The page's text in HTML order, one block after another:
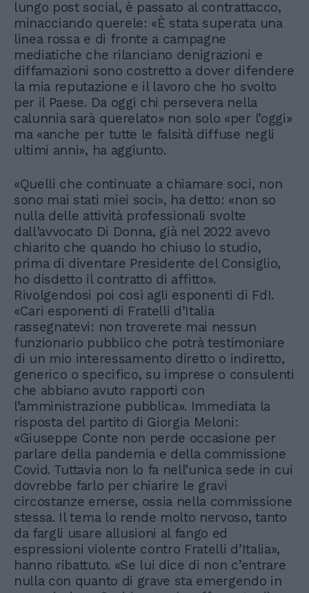
lungo post social, è passato al contrattacco,
minacciando querele: «È stata superata una
linea rossa e di fronte a campagne
mediatiche che rilanciano denigrazioni e
diffamazioni sono costretto a dover difendere
la mia reputazione e il lavoro che ho svolto
per il Paese. Da oggi chi persevera nella
calunnia sarà querelato» non solo «per l’oggi»
ma «anche per tutte le falsità diffuse negli
ultimi anni», ha aggiunto.
«Quelli che continuate a chiamare soci, non
sono mai stati miei soci», ha detto: «non so
nulla delle attività professionali svolte
dall'avvocato Di Donna, già nel 2022 avevo
chiarito che quando ho chiuso lo studio,
prima di diventare Presidente del Consiglio,
ho disdetto il contratto di affitto».
Rivolgendosi poi così agli esponenti di FdI.
«Cari esponenti di Fratelli d’Italia
rassegnatevi: non troverete mai nessun
funzionario pubblico che potrà testimoniare
di un mio interessamento diretto o indiretto,
generico o specifico, su imprese o consulenti
che abbiano avuto rapporti con
l’amministrazione pubblica». Immediata la
risposta del partito di Giorgia Meloni:
«Giuseppe Conte non perde occasione per
parlare della pandemia e della commissione
Covid. Tuttavia non lo fa nell’unica sede in cui
dovrebbe farlo per chiarire le gravi
circostanze emerse, ossia nella commissione
stessa. Il tema lo rende molto nervoso, tanto
da fargli usare allusioni al fango ed
espressioni violente contro Fratelli d’Italia»,
hanno ribattuto. «Se lui dice di non c’entrare
nulla con quanto di grave sta emergendo in